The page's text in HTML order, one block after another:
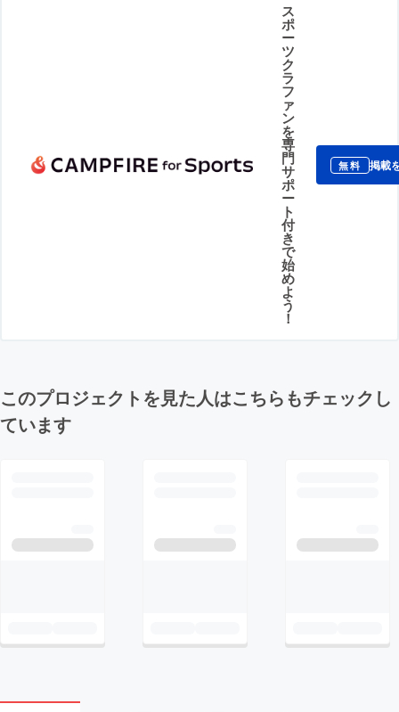
ス
ポ
ー
ツ
ク
ラ
フ
ァ
ン
を
専
門
サ
ポ
ー
ト
付
き
で
始
め
よ
う
！
無料 掲載
このプロジェクトを見た人はこちらもチェックし
ています